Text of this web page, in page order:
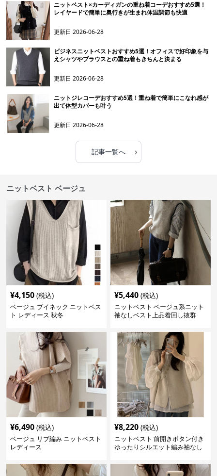
ニットベスト×カーディガンの重ね着コーデおすすめ5選！
レイヤードで簡単に奥行きが生まれ体温調節も快適
更新日2026-06-28
ビジネスニットベストおすすめ5選！オフィスで好印象を与
えシャツやブラウスとの重ね着もきちんと決まる
更新日2026-06-28
ニットジレコーデおすすめ5選！重ね着で簡単にこなれ感が
出て体型カバーも叶う
更新日2026-06-28
記事一覧へ ›
ニットベスト ベージュ
¥4,150 (税込)
ベージュ ブイネック ニットベス
ト レディース 秋冬
¥5,440 (税込)
ニットベスト ベージュ系ニット
袖なしベスト上品着回し抜群
¥6,490 (税込)
ベージュ リブ編み ニットベスト
レディース
¥8,220 (税込)
ニットベスト 前開きボタン付き
ゆったりシルエット編み袖なし